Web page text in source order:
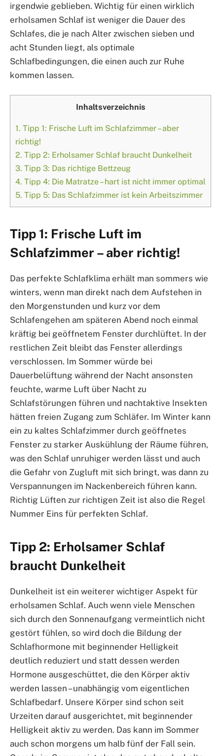
irgendwie geblieben. Wichtig für einen wirklich
erholsamen Schlaf ist weniger die Dauer des
Schlafes, die je nach Alter zwischen sieben und
acht Stunden liegt, als optimale
Schlafbedingungen, die einen auch zur Ruhe
kommen lassen.
Inhaltsverzeichnis
1. Tipp 1: Frische Luft im Schlafzimmer – aber
richtig!
2. Tipp 2: Erholsamer Schlaf braucht Dunkelheit
3. Tipp 3: Das richtige Bettzeug
4. Tipp 4: Die Matratze – hart ist nicht immer optimal
5. Tipp 5: Das Schlafzimmer ist kein Arbeitszimmer
Tipp 1: Frische Luft im
Schlafzimmer – aber richtig!
Das perfekte Schlafklima erhält man sommers wie
winters, wenn man direkt nach dem Aufstehen in
den Morgenstunden und kurz vor dem
Schlafengehen am späteren Abend noch einmal
kräftig bei geöffnetem Fenster durchlüftet. In der
restlichen Zeit bleibt das Fenster allerdings
verschlossen. Im Sommer würde bei
Dauerbelüftung während der Nacht ansonsten
feuchte, warme Luft über Nacht zu
Schlafstörungen führen und nachtaktive Insekten
hätten freien Zugang zum Schläfer. Im Winter kann
ein zu kaltes Schlafzimmer durch geöffnetes
Fenster zu starker Auskühlung der Räume führen,
was den Schlaf unruhiger werden lässt und auch
die Gefahr von Zugluft mit sich bringt, was dann zu
Verspannungen im Nackenbereich führen kann.
Richtig Lüften zur richtigen Zeit ist also die Regel
Nummer Eins für perfekten Schlaf.
Tipp 2: Erholsamer Schlaf
braucht Dunkelheit
Dunkelheit ist ein weiterer wichtiger Aspekt für
erholsamen Schlaf. Auch wenn viele Menschen
sich durch den Sonnenaufgang vermeintlich nicht
gestört fühlen, so wird doch die Bildung der
Schlafhormone mit beginnender Helligkeit
deutlich reduziert und statt dessen werden
Hormone ausgeschüttet, die den Körper aktiv
werden lassen – unabhängig vom eigentlichen
Schlafbedarf. Unsere Körper sind schon seit
Urzeiten darauf ausgerichtet, mit beginnender
Helligkeit aktiv zu werden. Das kann im Sommer
auch schon morgens um halb fünf der Fall sein.